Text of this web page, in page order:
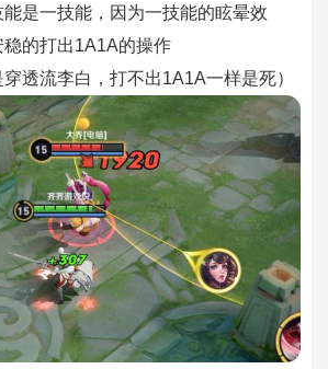
是一技能，因为一技能的眩晕效
的打出1A1A的操作
穿透流李白，打不出1A1A一样是死）